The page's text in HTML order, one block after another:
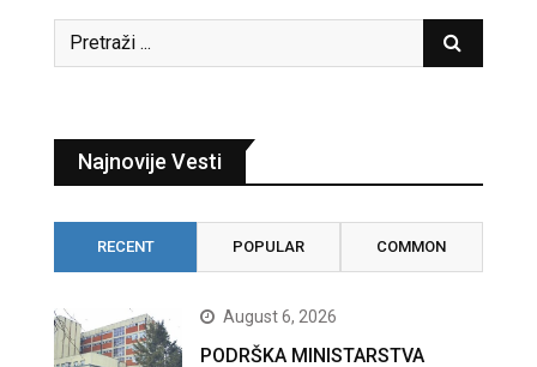
Najnovije Vesti
RECENT POPULAR COMMON
August 6, 2026
PODRŠKA MINISTARSTVA